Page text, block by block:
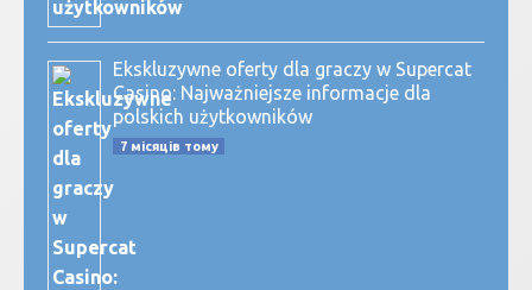
Ekskluzywne oferty dla graczy w Supercat
Casino: Najważniejsze informacje dla
polskich użytkowników
7 місяців тому